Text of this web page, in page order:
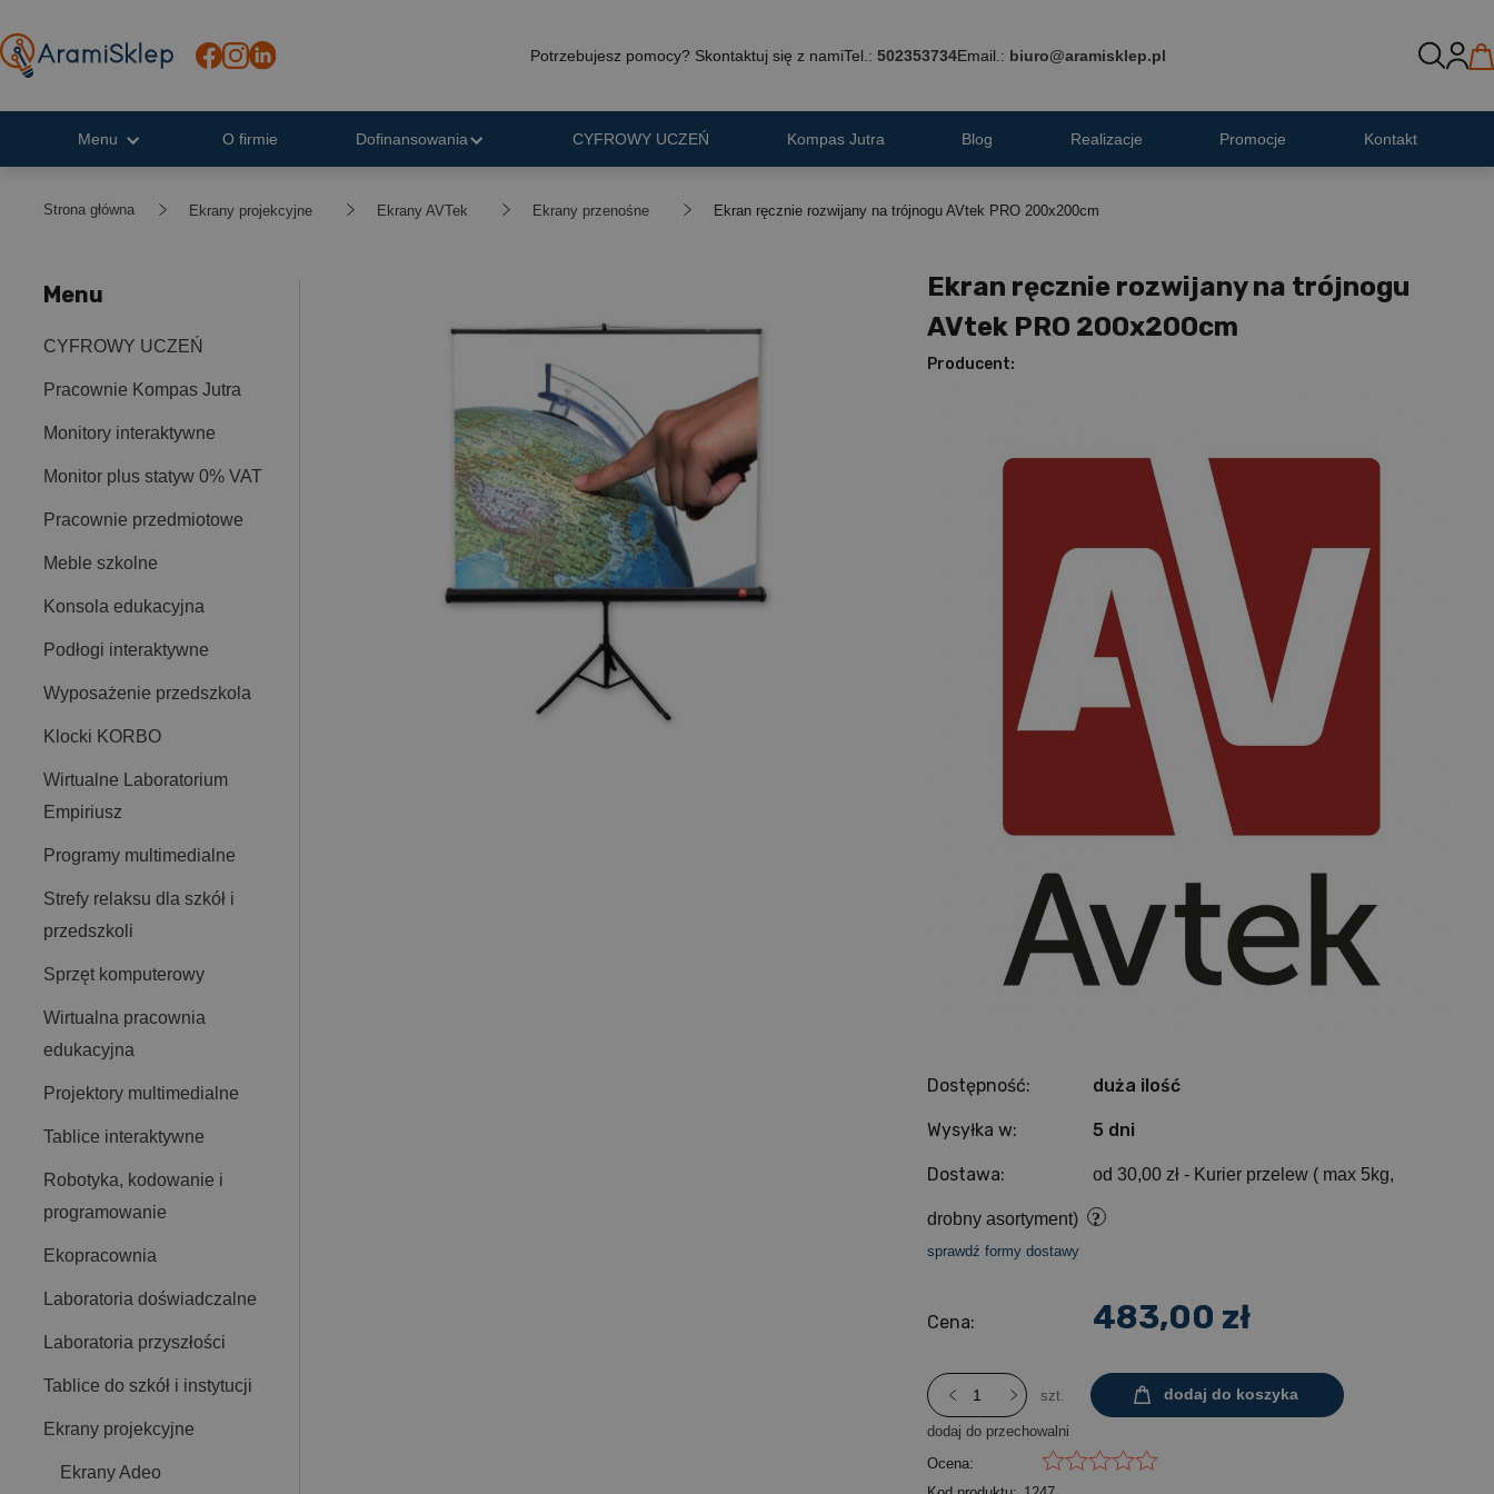
Potrzebujesz pomocy? Skontaktuj się z namiTel.: 502353734Email.: biuro@aramisklep.pl
Menu O firmie Dofinansowania CYFROWY UCZEŃ Kompas Jutra Blog Realizacje Promocje Kontakt
Strona główna Ekrany projekcyjne Ekrany AVTek Ekrany przenośne Ekran ręcznie rozwijany na trójnogu AVtek PRO 200x200cm
Menu
CYFROWY UCZEŃ
Pracownie Kompas Jutra
Monitory interaktywne
Monitor plus statyw 0% VAT
Pracownie przedmiotowe
Meble szkolne
Konsola edukacyjna
Podłogi interaktywne
Wyposażenie przedszkola
Klocki KORBO
Wirtualne Laboratorium
Empiriusz
Programy multimedialne
Strefy relaksu dla szkół i
przedszkoli
Sprzęt komputerowy
Wirtualna pracownia
edukacyjna
Projektory multimedialne
Tablice interaktywne
Robotyka, kodowanie i
programowanie
Ekopracownia
Laboratoria doświadczalne
Laboratoria przyszłości
Tablice do szkół i instytucji
Ekrany projekcyjne
Ekrany Adeo
Ekran ręcznie rozwijany na trójnogu
AVtek PRO 200x200cm
Producent:
Dostępność: duża ilość
Wysyłka w: 5 dni
Dostawa: od 30,00 zł - Kurier przelew ( max 5kg,
drobny asortyment)
sprawdź formy dostawy
Cena: 483,00 zł
szt. dodaj do koszyka
dodaj do przechowalni
Ocena: